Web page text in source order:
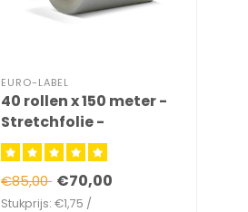
EURO-LABEL
40 rollen x 150 meter -
Stretchfolie -
transparant (Ø38 mm
- 140mm x 20µ)
€85,00 €70,00
Stukprijs: €1,75 /